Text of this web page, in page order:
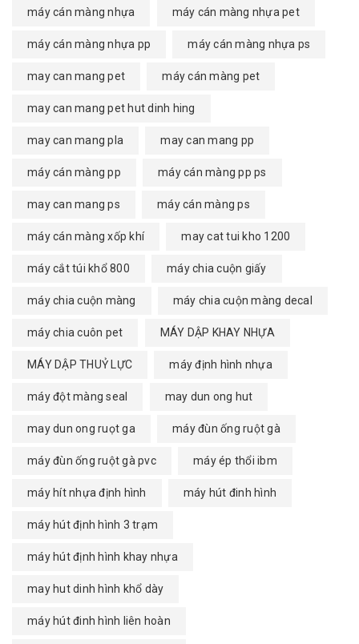
máy cán màng nhựa máy cán màng nhựa pet
máy cán màng nhựa pp máy cán màng nhựa ps
may can mang pet máy cán màng pet
may can mang pet hut dinh hing
may can mang pla may can mang pp
máy cán màng pp máy cán màng pp ps
may can mang ps máy cán màng ps
máy cán màng xốp khí may cat tui kho 1200
máy cắt túi khổ 800 máy chia cuộn giấy
máy chia cuộn màng máy chia cuộn màng decal
máy chia cuôn pet MÁY DẬP KHAY NHỰA
MÁY DẬP THUỶ LỰC máy định hình nhựa
máy đột màng seal may dun ong hut
may dun ong ruọt ga máy đùn ống ruột gà
máy đùn ống ruột gà pvc máy ép thổi ibm
máy hít nhựa định hình máy hút đinh hình
máy hút định hình 3 trạm
máy hút định hình khay nhựa
may hut dinh hình khổ dày
máy hút đinh hình liên hoàn